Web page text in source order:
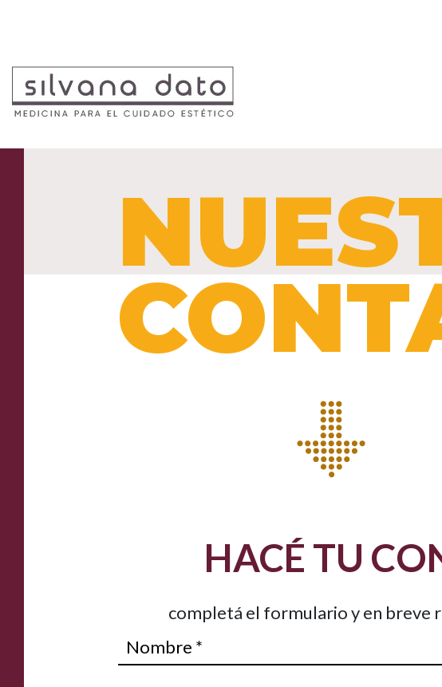
HACÉ TU
completá el formulario y en breve